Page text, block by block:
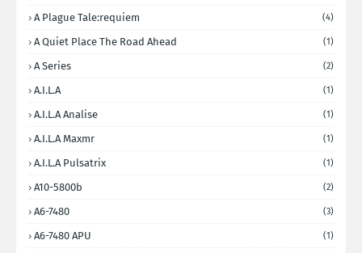
A Plague Tale:requiem (4)
A Quiet Place The Road Ahead (1)
A Series (2)
A.I.L.A (1)
A.I.L.A Analise (1)
A.I.L.A Maxmr (1)
A.I.L.A Pulsatrix (1)
A10-5800b (2)
A6-7480 (3)
A6-7480 APU (1)